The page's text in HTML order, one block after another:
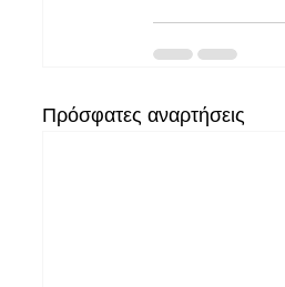
Πρόσφατες αναρτήσεις